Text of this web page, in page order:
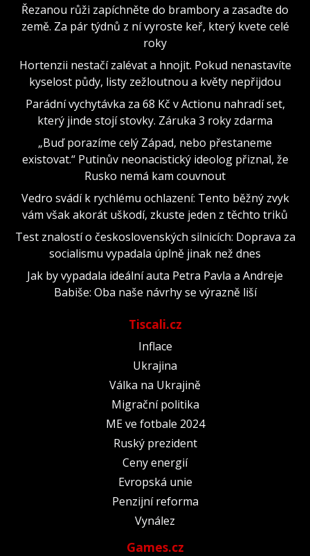
Řezanou růži zapíchněte do brambory a zasaďte do
země. Za pár týdnů z ní vyroste keř, který kvete celé
roky
Hortenzii nestačí zalévat a hnojit. Pokud nenastavíte
kyselost půdy, listy zežloutnou a květy nepřijdou
Parádní vychytávka za 68 Kč v Actionu nahradí set,
který jinde stojí stovky. Záruka 3 roky zdarma
„Buď porazíme celý Západ, nebo přestaneme
existovat.“ Putinův neonacistický ideolog přiznal, že
Rusko nemá kam couvnout
Vedro svádí k rychlému ochlazení: Tento běžný zvyk
vám však akorát uškodí, zkuste jeden z těchto triků
Test znalostí o československých silnicích: Doprava za
socialismu vypadala úplně jinak než dnes
Jak by vypadala ideální auta Petra Pavla a Andreje
Babiše: Oba naše návrhy se výrazně liší
Tiscali.cz
Inflace
Ukrajina
Válka na Ukrajině
Migrační politika
ME ve fotbale 2024
Ruský prezident
Ceny energií
Evropská unie
Penzijní reforma
Vynález
Games.cz